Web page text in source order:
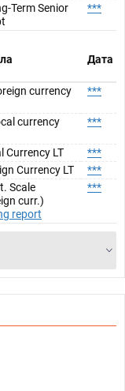
Term Senior
***
Дата
currency ***
currency ***
Currency LT
***
Currency LT
***
Scale
curr.)
report
***